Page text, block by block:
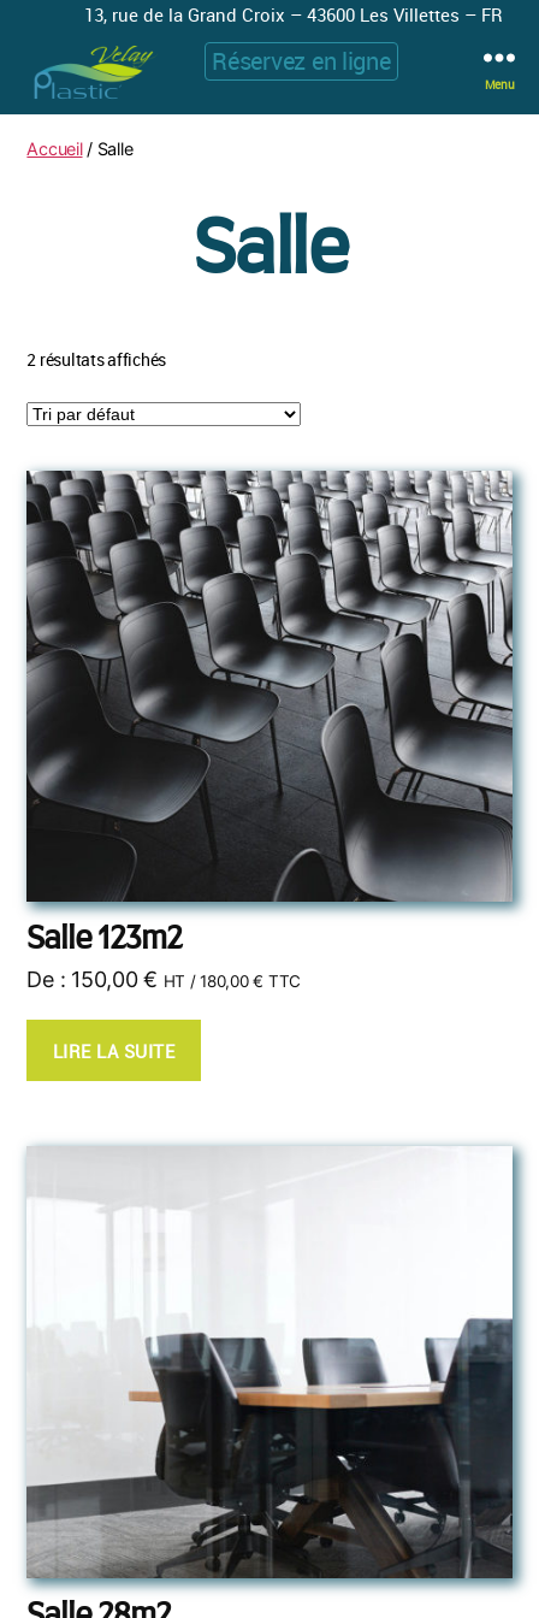
13, rue de la Grand Croix – 43600 Les Villettes – FR
Réservez en ligne
Plastic
Velay
Menu
Accueil/ Salle
Salle
2 résultats affichés
Salle 123m2
De : 150,00€ HT /180,00€ TTC
LIRE LA SUITE